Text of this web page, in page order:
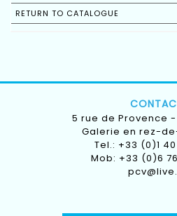
RETURN TO CATALOGUE
5 rue de Provence -
Galerie en rez-
Tel.: +33 (0)1 40
Mob: +33 (0)6